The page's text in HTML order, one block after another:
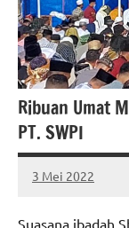
Ribuan Umat
PT. SWPI
3 Mei 2022
MEPAGO
No
Suasana ibadah